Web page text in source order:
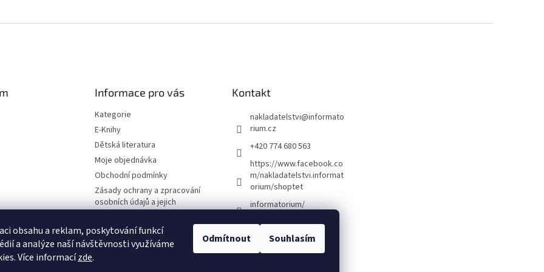
obsahu a reklam, poskytování funkcí
a analýze naší návštěvnosti využíváme
Více informacízde.
Odmítnout Souhlasím
Informace pro vás
Kategorie
E-Knihy
Dětská literatura
Moje objednávka
Obchodní podmínky
Zásady ochrany a zpracování
osobních údajů a jejich
O nás
Kontakty
Kontakt
nakladatelstvi@informato
rium.cz
+420 774 680 563
https://www.facebook.co
m/nakladatelstvi.informat
orium/shoptet
informatorium/